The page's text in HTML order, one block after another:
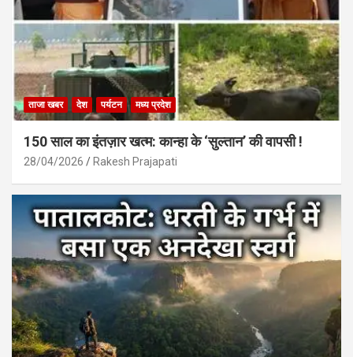
ताजा खबर देश पर्यटन मध्य प्रदेश
150 साल का इंतज़ार खत्म: कान्हा के ‘सुल्तान’ की वापसी !
28/04/2026 Rakesh Prajapati